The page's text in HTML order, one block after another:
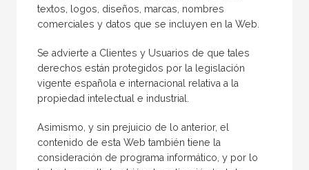
textos, logos, diseños, marcas, nombres
comerciales y datos que se incluyen en la Web.
Se advierte a Clientes y Usuarios de que tales
derechos están protegidos por la legislación
vigente española e internacional relativa a la
propiedad intelectual e industrial.
Asimismo, y sin prejuicio de lo anterior, el
contenido de esta Web también tiene la
consideración de programa informático, y por lo